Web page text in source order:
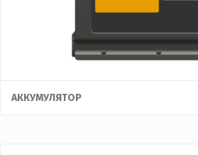
АККУМУЛЯТОР